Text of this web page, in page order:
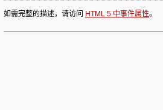
如需完整的描述，请访问 HTML 5 中事件属性。